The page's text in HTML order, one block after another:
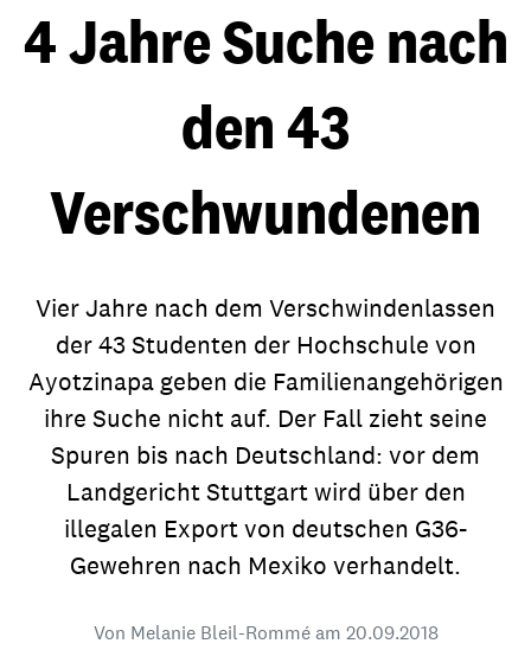
4 Jahre Suche nach
den 43
Verschwundenen
Vier Jahre nach dem Verschwindenlassen
der 43 Studenten der Hochschule von
Ayotzinapa geben die Familienangehörigen
ihre Suche nicht auf. Der Fall zieht seine
Spuren bis nach Deutschland: vor dem
Landgericht Stuttgart wird über den
illegalen Export von deutschen G36-
Gewehren nach Mexiko verhandelt.
Von Melanie Bleil-Rommé am 20.09.2018